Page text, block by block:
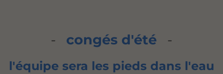
- congés d'été -
l'équipe sera les pieds dans l'eau